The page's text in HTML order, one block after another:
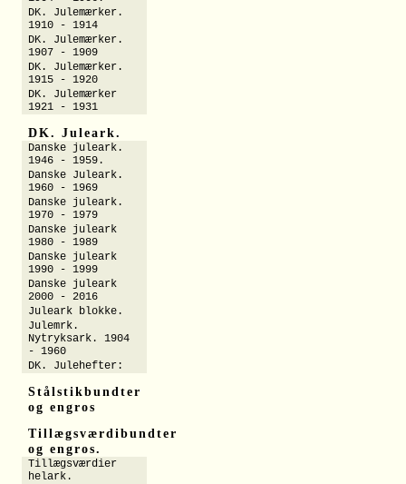
DK. Julemærker.
1910 - 1914
DK. Julemærker.
1907 - 1909
DK. Julemærker.
1915 - 1920
DK. Julemærker
1921 - 1931
DK. Juleark.
Danske juleark.
1946 - 1959.
Danske Juleark.
1960 - 1969
Danske juleark.
1970 - 1979
Danske juleark
1980 - 1989
Danske juleark
1990 - 1999
Danske juleark
2000 - 2016
Juleark blokke.
Julemrk.
Nytryksark. 1904
- 1960
DK. Julehefter:
Stålstikbundter
og engros
Tillægsværdibundter
og engros.
Tillægsværdier
helark.